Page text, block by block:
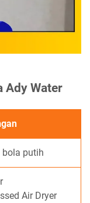
Ady Water
bola putih
Air Dryer